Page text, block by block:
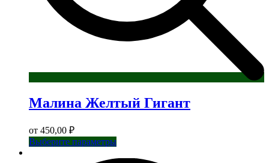
Малина Желтый Гигант
от 450,00 ₽
Выберите параметрыЭтот